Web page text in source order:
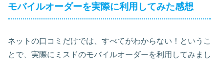
モバイルオーダーを実際に利用してみた感想
ネットの口コミだけでは、すべてがわからない！というこ
とで、実際にミスドのモバイルオーダーを利用してみまし